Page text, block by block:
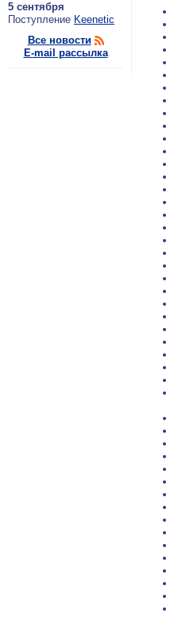
5 сентября
По­ступ­ле­ние Keenetic
Все новости
E-mail рассылка